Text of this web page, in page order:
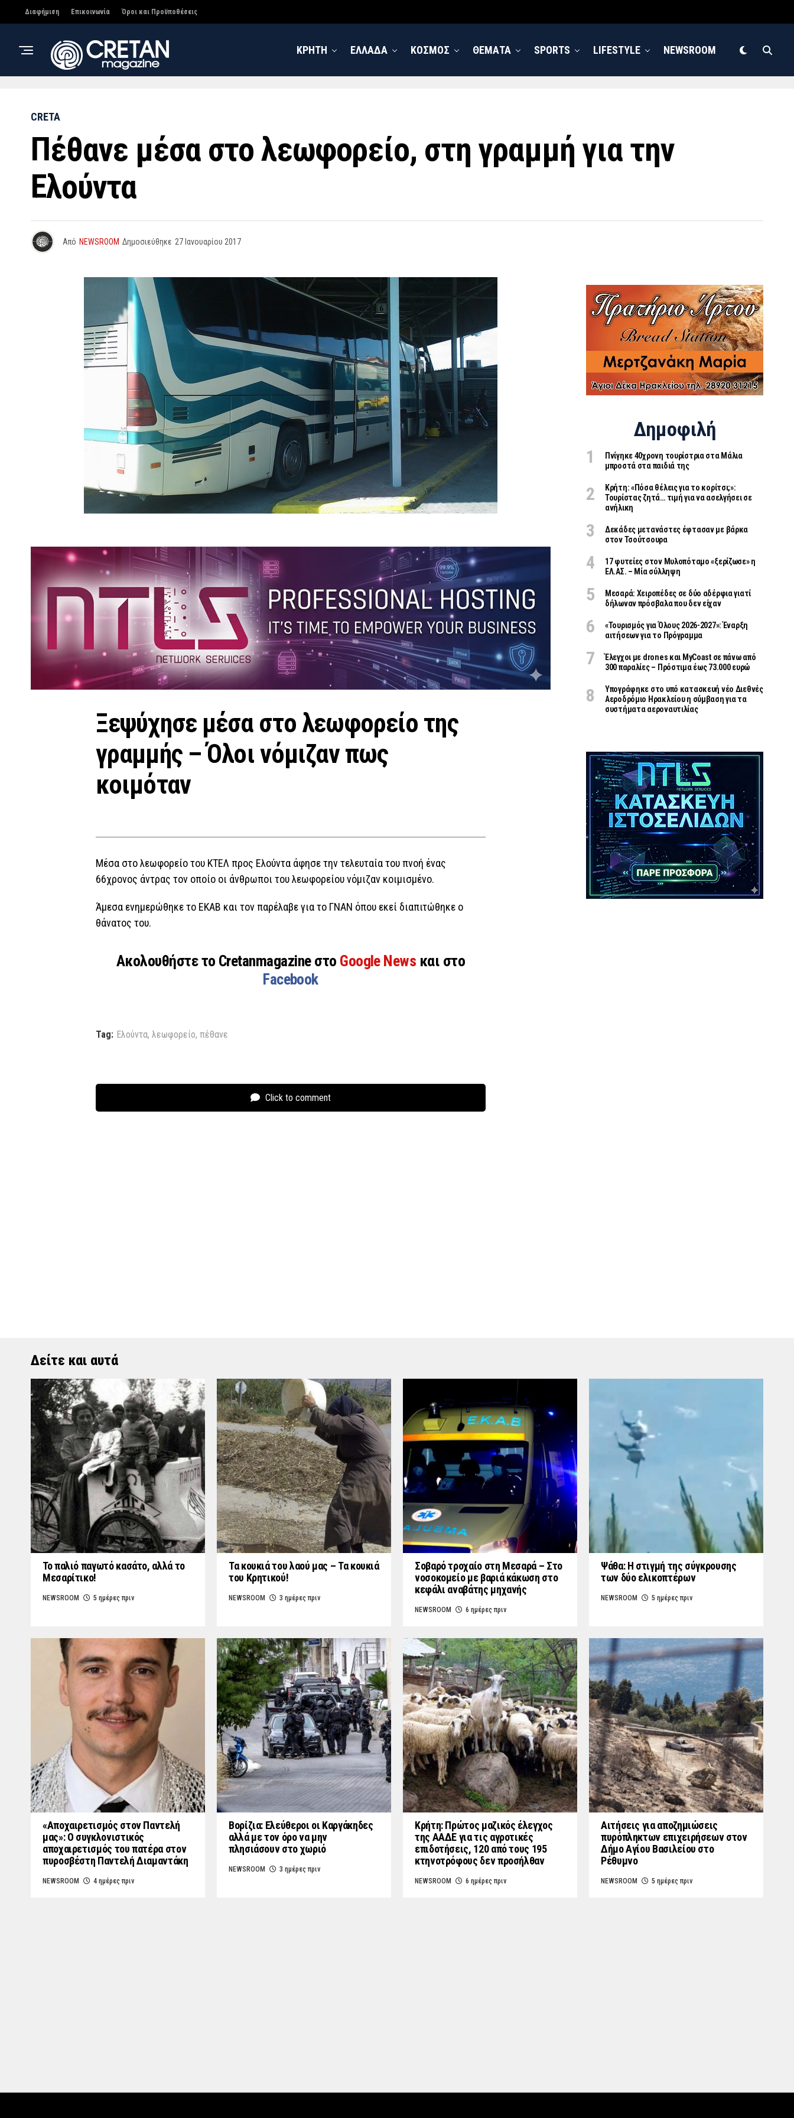
Διαφήμιση Επικοινωνία Όροι και Προϋποθέσεις
ΚΡΗΤΗ ΕΛΛΑΔΑ ΚΟΣΜΟΣ ΘΕΜΑΤΑ SPORTS LIFESTYLE NEWSROOM
CRETA
Πέθανε μέσα στο λεωφορείο, στη γραμμή για την
Ελούντα
Από NEWSROOM Δημοσιεύθηκε 27 Ιανουαρίου 2017
Ξεψύχησε μέσα στο λεωφορείο της
γραμμής – Όλοι νόμιζαν πως
κοιμόταν
Μέσα στο λεωφορείο του ΚΤΕΛ προς Ελούντα άφησε την τελευταία του πνοή ένας
66χρονος άντρας τον οποίο οι άνθρωποι του λεωφορείου νόμιζαν κοιμισμένο.
Άμεσα ενημερώθηκε το ΕΚΑΒ και τον παρέλαβε για το ΓΝΑΝ όπου εκεί διαπιτώθηκε ο
θάνατος του.
Ακολουθήστε το Cretanmagazine στο Google News και στο
Facebook
Tag: Ελούντα, λεωφορείο, πέθανε
Click to comment
Δημοφιλή
Πνίγηκε 40χρονη τουρίστρια στα Μάλια
μπροστά στα παιδιά της
Κρήτη: «Πόσα θέλεις για το κορίτσι;»:
Τουρίστας ζητά… τιμή για να ασελγήσει σε
ανήλικη
Δεκάδες μετανάστες έφτασαν με βάρκα
στον Τσούτσουρα
17 φυτείες στον Μυλοπόταμο «ξερίζωσε» η
ΕΛ.ΑΣ. – Μία σύλληψη
Μεσαρά: Χειροπέδες σε δύο αδέρφια γιατί
δήλωναν πρόσβαλα που δεν είχαν
«Τουρισμός για Όλους 2026-2027»: Έναρξη
αιτήσεων για το Πρόγραμμα
Έλεγχοι με drones και MyCoast σε πάνω από
300 παραλίες – Πρόστιμα έως 73.000 ευρώ
Υπογράφηκε στο υπό κατασκευή νέο Διεθνές
Αεροδρόμιο Ηρακλείου η σύμβαση για τα
συστήματα αεροναυτιλίας
Δείτε και αυτά
Το παλιό παγωτό κασάτο, αλλά το
Μεσαρίτικο!
NEWSROOM 5 ημέρες πριν
Τα κουκιά του λαού μας – Τα κουκιά
του Κρητικού!
NEWSROOM 3 ημέρες πριν
Σοβαρό τροχαίο στη Μεσαρά – Στο
νοσοκομείο με βαριά κάκωση στο
κεφάλι αναβάτης μηχανής
NEWSROOM 6 ημέρες πριν
Ψάθα: Η στιγμή της σύγκρουσης
των δύο ελικοπτέρων
NEWSROOM 5 ημέρες πριν
«Aποχαιρετισμός στον Παντελή
μας»: Ο συγκλονιστικός
αποχαιρετισμός του πατέρα στον
πυροσβέστη Παντελή Διαμαντάκη
NEWSROOM 4 ημέρες πριν
Βορίζια: Ελεύθεροι οι Καργάκηδες
αλλά με τον όρο να μην
πλησιάσουν στο χωριό
NEWSROOM 3 ημέρες πριν
Κρήτη: Πρώτος μαζικός έλεγχος
της ΑΑΔΕ για τις αγροτικές
επιδοτήσεις, 120 από τους 195
κτηνοτρόφους δεν προσήλθαν
NEWSROOM 6 ημέρες πριν
Αιτήσεις για αποζημιώσεις
πυρόπληκτων επιχειρήσεων στον
Δήμο Αγίου Βασιλείου στο
Ρέθυμνο
NEWSROOM 5 ημέρες πριν